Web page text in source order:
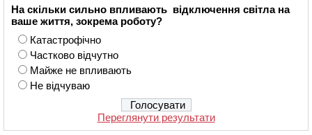
На скільки сильно впливають відключення світла на
ваше життя, зокрема роботу?
Катастрофічно
Частково відчутно
Майже не впливають
Не відчуваю
Переглянути результати